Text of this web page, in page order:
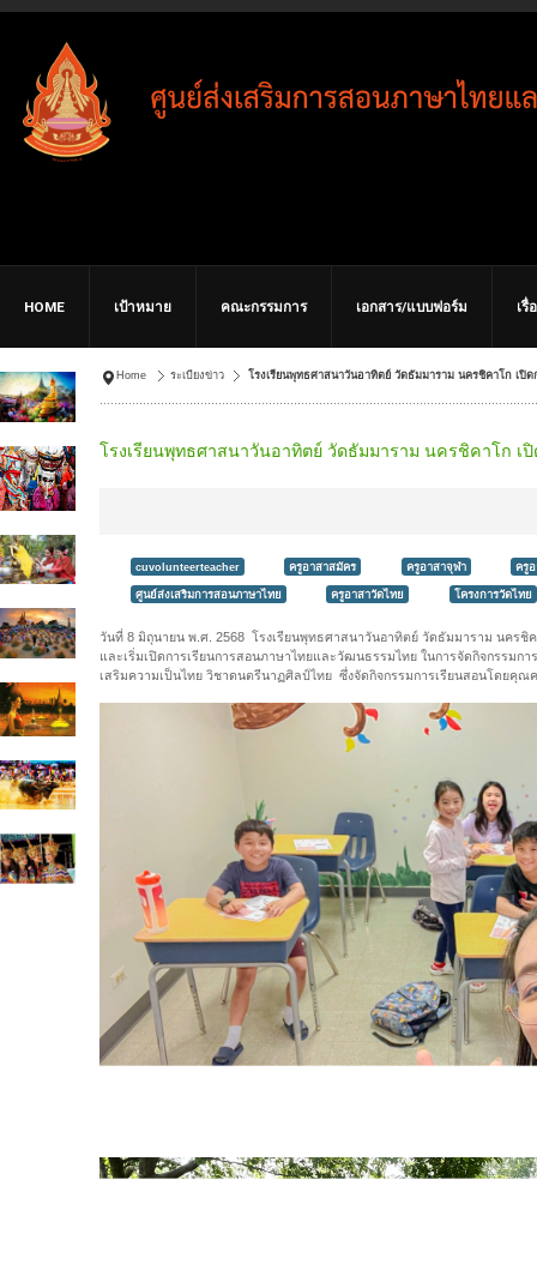
HOME เป้าหมาย คณะกรรมการ เอกสาร/แบบฟอร์ม เรื่
Home ระเบียงข่าว โรงเรียนพุทธศาสนาวันอาทิตย์ วัดธัมมาราม นครชิคาโก เปิด
โรงเรียนพุทธศาสนาวันอาทิตย์ วัดธัมมาราม นครชิคาโก เ
cuvolunteerteacher ครูอาสาสมัคร ครูอาสาจุฬา ครู
ศูนย์ส่งเสริมการสอนภาษาไทย ครูอาสาวัดไทย โครงการวัดไทย
วันที่ 8 มิถุนายน พ.ศ. 2568 โรงเรียนพุทธศาสนาวันอาทิตย์ วัดธัมมาราม นครชิ
และเริ่มเปิดการเรียนการสอนภาษาไทยและวัฒนธรรมไทย ในการจัดกิจกรรมก
เสริมความเป็นไทย วิชาดนตรีนาฏศิลป์ไทย ซึ่งจัดกิจกรรมการเรียนสอนโดยคุ